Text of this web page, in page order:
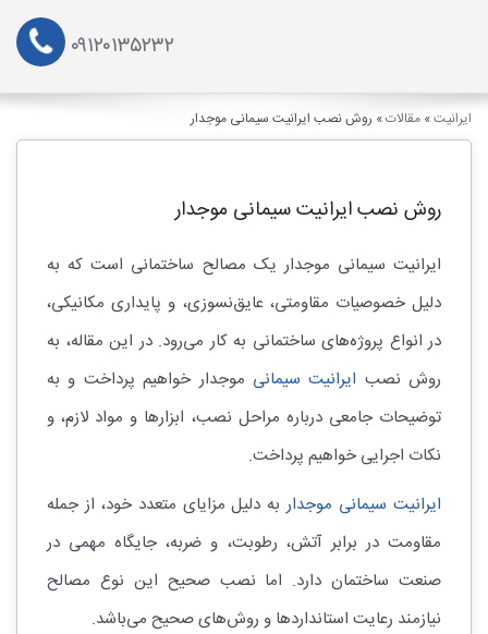
۰۹۱۲۰۱۳۵۲۳۲
ایرانیت» مقالات» روش نصب ایرانیت سیمانی موجدار
روش نصب ایرانیت سیمانی موجدار
ایرانیت سیمانی موجدار یک مصالح ساختمانی است که به
دلیل خصوصیات مقاومتی، عایق‌نسوزی، و پایداری مکانیکی،
در انواع پروژه‌های ساختمانی به کار می‌رود. در این مقاله، به
روش نصب ایرانیت سیمانی موجدار خواهیم پرداخت و به
توضیحات جامعی درباره مراحل نصب، ابزارها و مواد لازم، و
نکات اجرایی خواهیم پرداخت.
ایرانیت سیمانی موجداربه دلیل مزایای متعدد خود، از جمله
مقاومت در برابر آتش، رطوبت، و ضربه، جایگاه مهمی در
صنعت ساختمان دارد. اما نصب صحیح این نوع مصالح
نیازمند رعایت استانداردها و روش‌های صحیح می‌باشد.